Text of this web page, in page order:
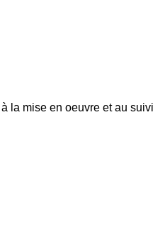
la mise en oeuvre et au suivi